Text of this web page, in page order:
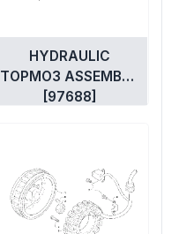
HYDRAULIC
ТОРМОЗ ASSEMBLY
[97688]